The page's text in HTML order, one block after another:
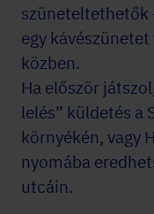
szüneteltethetők
egy
közben.
Ha először
lelés” küldetés a
környékén, vagy
nyomába
utcáin.